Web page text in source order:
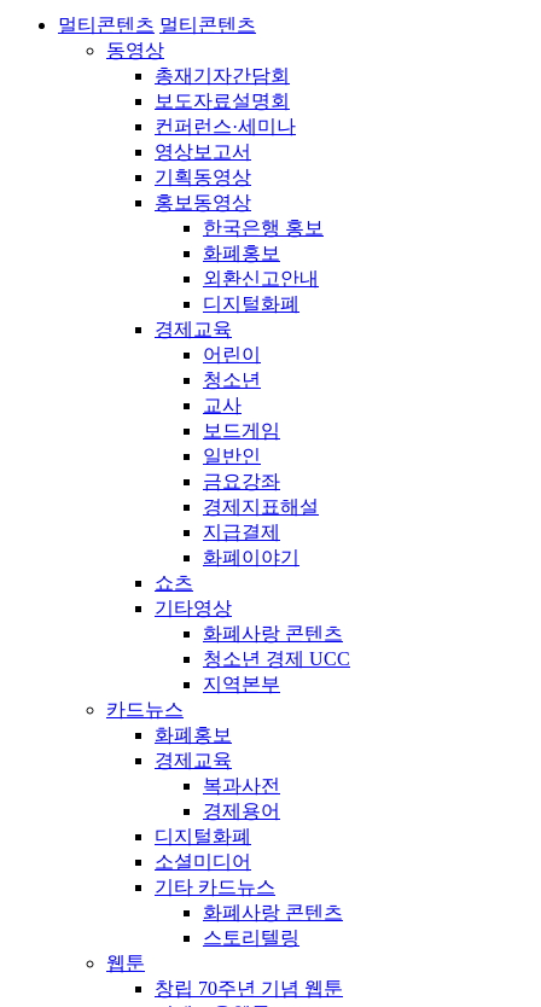
멀티콘텐츠 멀티콘텐츠
동영상
총재기자간담회
보도자료설명회
컨퍼런스·세미나
영상보고서
기획동영상
홍보동영상
한국은행 홍보
화폐홍보
외환신고안내
디지털화폐
경제교육
어린이
청소년
교사
보드게임
일반인
금요강좌
경제지표해설
지급결제
화폐이야기
쇼츠
기타영상
화폐사랑 콘텐츠
청소년 경제 UCC
지역본부
카드뉴스
화폐홍보
경제교육
복과사전
경제용어
디지털화폐
소셜미디어
기타 카드뉴스
화폐사랑 콘텐츠
스토리텔링
웹툰
창립 70주년 기념 웹툰